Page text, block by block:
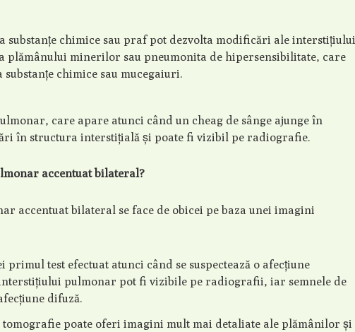
substanțe chimice sau praf pot dezvolta modificări ale interstițiului
plămânului minerilor sau pneumonita de hipersensibilitate, care
chimice sau mucegaiuri.
care apare atunci când un cheag de sânge ajunge în
în structura interstițială și poate fi vizibil pe radiografie.
accentuat bilateral?
accentuat bilateral se face de obicei pe baza unei imagini
primul test efectuat atunci când se suspectează o afecțiune
pulmonar pot fi vizibile pe radiografii, iar semnele de
difuză.
tomografie poate oferi imagini mult mai detaliate ale plămânilor și